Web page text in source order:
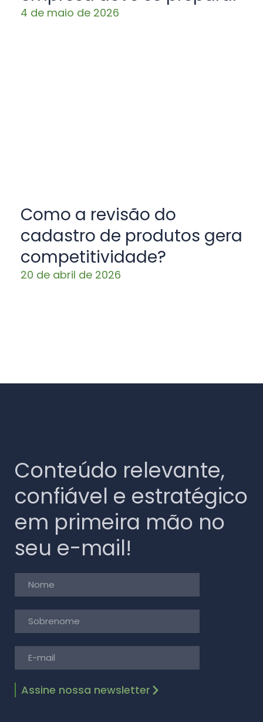
4 de maio de 2026
Como a revisão do
cadastro de produtos gera
competitividade?
20 de abril de 2026
Conteúdo relevante,
confiável e estratégico
em primeira mão no
seu e-mail!
Assine nossa newsletter